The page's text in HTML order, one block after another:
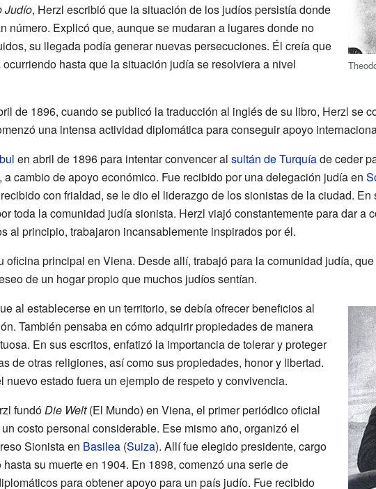
Judío, Herzl escribió que la situación de los judíos persistía donde
número. Explicó que, aunque se mudaran a lugares donde no
su llegada podía generar nuevas persecuciones. Él creía que
hasta que la situación judía se resolviera a nivel
de 1896, cuando se publicó la traducción al inglés de su libro, Herzl se
una intensa actividad diplomática para conseguir apoyo
en abril de 1896 para intentar convencer al sultán de Turquíade ceder
a cambio de apoyo económico. Fue recibido por una delegación judía en
con frialdad, se le dio el liderazgo de los sionistas de la ciudad.
toda la comunidad judía sionista. Herzl viajó constantemente para dar a
al principio, trabajaron incansablemente inspirados por él.
oficina principal en Viena. Desde allí, trabajó para la comunidad judía,
de un hogar propio que muchos judíos sentían.
al establecerse en un territorio, se debía ofrecer beneficios al
También pensaba en cómo adquirir propiedades de manera
En sus escritos, enfatizó la importancia de tolerar y proteger
de otras religiones, así como sus propiedades, honor y libertad.
nuevo estado fuera un ejemplo de respeto y convivencia.
fundóDie Welt(El Mundo) en Viena, el primer periódico oficial
costo personal considerable. Ese mismo año, organizó el
Sionista en Basilea(Suiza). Allí fue elegido presidente, cargo
su muerte en 1904. En 1898, comenzó una serie de
para obtener apoyo para un país judío. Fue recibido